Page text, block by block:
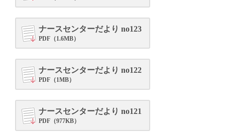
ナースセンターだより no123
PDF（1.6MB）
ナースセンターだより no122
PDF（1MB）
ナースセンターだより no121
PDF（977KB）